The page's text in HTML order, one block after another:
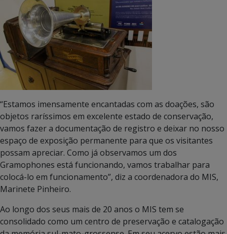
“Estamos imensamente encantadas com as doações, são
objetos raríssimos em excelente estado de conservação,
vamos fazer a documentação de registro e deixar no nosso
espaço de exposição permanente para que os visitantes
possam apreciar. Como já observamos um dos
Gramophones está funcionando, vamos trabalhar para
colocá-lo em funcionamento”, diz a coordenadora do MIS,
Marinete Pinheiro.
Ao longo dos seus mais de 20 anos o MIS tem se
consolidado como um centro de preservação e catalogação